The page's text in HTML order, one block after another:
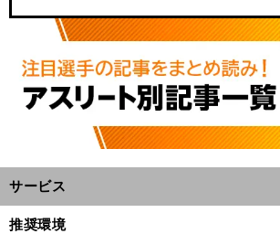
サービス
推奨環境